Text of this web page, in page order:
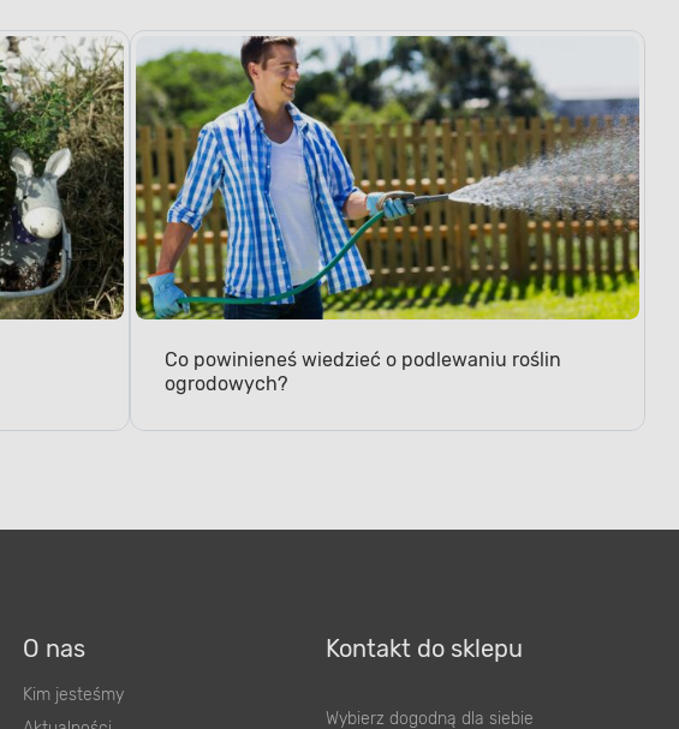
Co powinieneś wiedzieć o podlewaniu roślin
ogrodowych?
O nas
Kim jesteśmy
Kontakt do sklepu
Wybierz dogodną dla siebie